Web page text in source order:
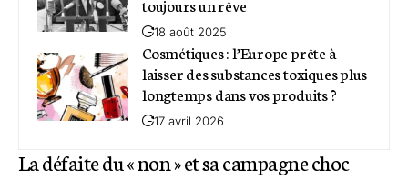
toujours un rêve
18 août 2025
Cosmétiques : l’Europe prête à
laisser des substances toxiques plus
longtemps dans vos produits ?
17 avril 2026
La défaite du « non » et sa campagne choc